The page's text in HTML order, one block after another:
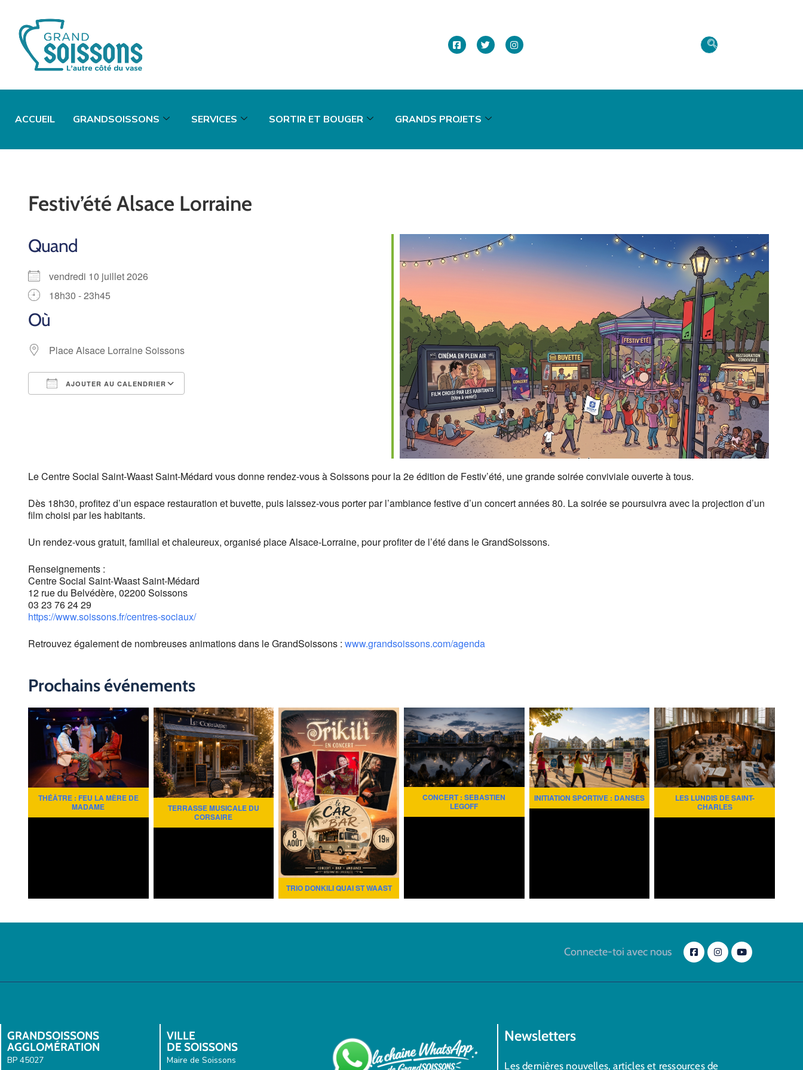
ACCUEIL GRANDSOISSONS SERVICES SORTIR ET BOUGER GRANDS PROJETS
Festiv’été Alsace Lorraine
Quand
vendredi 10 juillet 2026
18h30 - 23h45
Où
Place Alsace Lorraine Soissons
AJOUTER AU CALENDRIER
Office 365 Outlook Live
Le Centre Social Saint-Waast Saint-Médard vous donne rendez-vous à Soissons pour la 2e édition de Festiv’été, une grande soirée conviviale ouverte à tous.
Dès 18h30, profitez d’un espace restauration et buvette, puis laissez-vous porter par l’ambiance festive d’un concert années 80. La soirée se poursuivra avec la projection d’un
film choisi par les habitants.
Un rendez-vous gratuit, familial et chaleureux, organisé place Alsace-Lorraine, pour profiter de l’été dans le GrandSoissons.
Renseignements :
Centre Social Saint-Waast Saint-Médard
12 rue du Belvédère, 02200 Soissons
03 23 76 24 29
https://www.soissons.fr/centres-sociaux/
Retrouvez également de nombreuses animations dans le GrandSoissons : www.grandsoissons.com/agenda
Prochains événements
THÉÂTRE : FEU LA MÈRE DE
MADAME
TERRASSE MUSICALE DU
CORSAIRE
TRIO DONKILI QUAI ST WAAST
CONCERT : SEBASTIEN
LEGOFF
INITIATION SPORTIVE : DANSES
LES LUNDIS DE SAINT-
CHARLES
Connecte-toi avec nous
GRANDSOISSONS
AGGLOMÉRATION
BP 45027
VILLE
DE SOISSONS
Maire de Soissons
Newsletters
Les dernières nouvelles, articles et ressources de